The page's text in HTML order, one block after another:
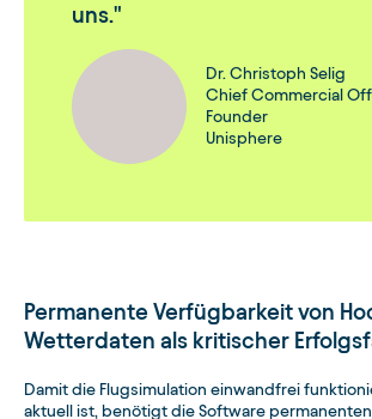
Dr. Christoph Selig
Chief Commercial
Founder
Unisphere
uns.
Permanente Verfügbarkeit von
Wetterdaten als kritischer
Damit die Flugsimulation einwandfrei
aktuell ist, benötigt die Software